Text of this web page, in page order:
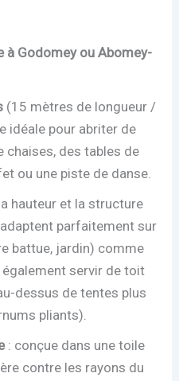
à Godomey ou Abomey-
(15 mètres de longueur /
idéale pour abriter de
chaises, des tables de
ou une piste de danse.
hauteur et la structure
parfaitement sur
battue, jardin) comme
également servir de toit
dessus de tentes plus
pliants).
: conçue dans une toile
contre les rayons du